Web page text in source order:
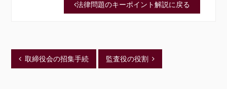
法律問題のキーポイント解説に戻る
取締役会の招集手続 監査役の役割